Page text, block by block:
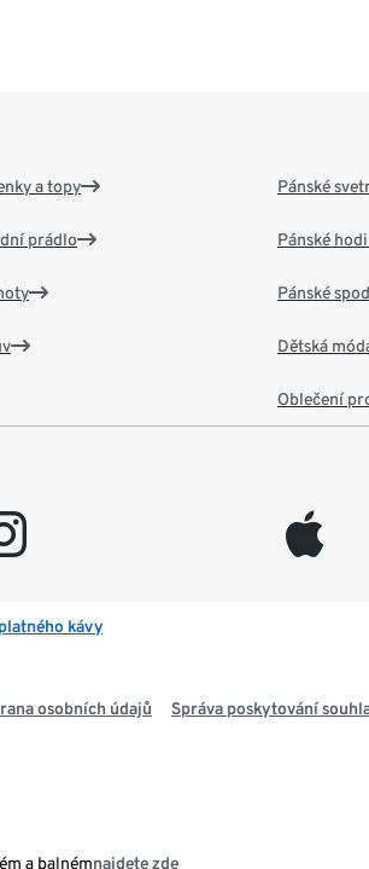
a topy
prádlo
Pánské
Pánské
Pánské
Dětská
Oblečení
appleinc
kávy
osobních údajů Správa poskytování
a balnémnajdete zde